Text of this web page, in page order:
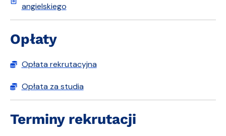
angielskiego
Opłaty
Opłata rekrutacyjna
Opłata za studia
Terminy rekrutacji